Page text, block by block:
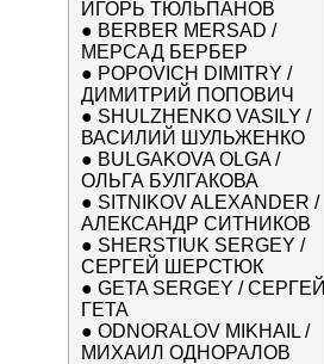
ИГОРЬ ТЮЛЬПАНОВ
● BERBER MERSAD /
МЕРСАД БЕРБЕР
● POPOVICH DIMITRY /
ДИМИТРИЙ ПОПОВИЧ
● SHULZHENKO VASILY /
ВАСИЛИЙ ШУЛЬЖЕНКО
● BULGAKOVA OLGA /
ОЛЬГА БУЛГАКОВА
● SITNIKOV ALEXANDER /
АЛЕКСАНДР СИТНИКОВ
● SHERSTIUK SERGEY /
СЕРГЕЙ ШЕРСТЮК
● GETA SERGEY / СЕРГЕЙ
ГЕТА
● ODNORALOV MIKHAIL /
МИХАИЛ ОДНОРАЛОВ